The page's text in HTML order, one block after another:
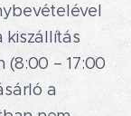
kiszállítás
– 17:00
a